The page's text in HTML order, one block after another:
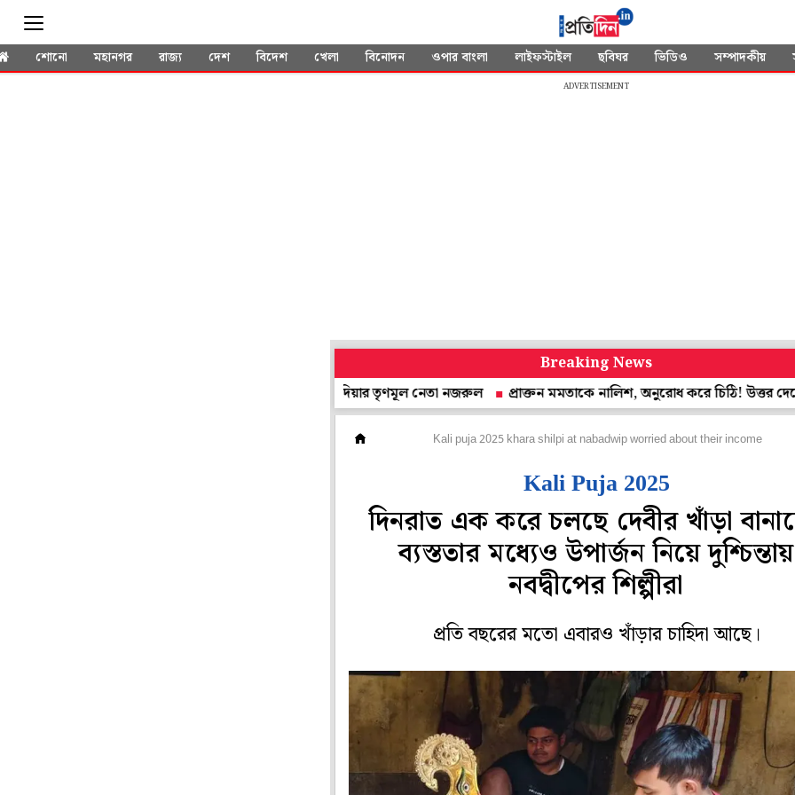
শোনো মহানগর রাজ্য দেশ বিদেশ খেলা বিনোদন ওপার বাংলা লাইফস্টাইল ছবিঘর ভিডিও সম্পাদকীয়
ADVERTISEMENT
Breaking News
সভাধিপতি নির্বাচনে যোগ! প্রশ্ন উঠতেই গ্রেপ্তার নদিয়ার তৃণমূল নেতা নজরুল
প্রাক্তন মমতাকে নালিশ, অনুরোধ করে চিঠি! উত্তর দেবেন
Kali puja 2025 khara shilpi at nabadwip worried about their income
Kali Puja 2025
দিনরাত এক করে চলছে দেবীর খাঁড়া
ব্যস্ততার মধ্যেও উপার্জন নিয়ে দুশ্চিন্তায়
নবদ্বীপের শিল্পীরা
প্রতি বছরের মতো এবারও খাঁড়ার চাহিদা আছে।